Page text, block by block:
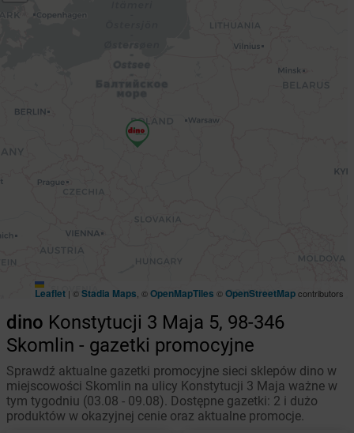
Leaflet | ©Stadia Maps , ©OpenMapTiles ©OpenStreetMapcontributors
dino Konstytucji 3 Maja 5, 98-346
Skomlin - gazetki promocyjne
Sprawdź aktualne gazetki promocyjne sieci sklepów dino w
miejscowości Skomlin na ulicy Konstytucji 3 Maja ważne w
tym tygodniu (03.08 - 09.08). Dostępne gazetki: 2 i dużo
produktów w okazyjnej cenie oraz aktualne promocje.